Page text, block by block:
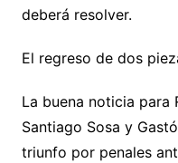
deberá resolver.
El regreso de dos
La buena noticia para
Santiago Sosa y
triunfo por penales